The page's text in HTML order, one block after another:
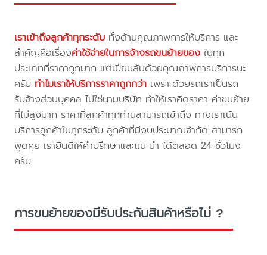
เราเข้าถึงลูกค้าทุกระดับ ทั้งด้านคุณภาพการให้บริการ และ
สำคัญคือเรื่องค่าใช้จ่ายในการจ้างรถขนย้ายของ ในทุก
ประเภทที่ราคาถูกมาก แต่เปี่ยมล้นด้วยคุณภาพการบริการนะ
ครับ ทำไมเราให้บริการราคาถูกกว่า เพราะด้วยรถเราเป็นรถ
รับจ้างส่วนบุคคล ไม่ใช่นามบริษัท ทำให้เราคิดราคา ค่าขนย้าย
ที่ไม่สูงมาก ราคาที่ลูกค้าทุกท่านสามารถเข้าถึง ทางเราเน้น
บริการลูกค้าในทุกระดับ ลูกค้าที่มีงบประมาณจำกัด สามารถ
พูดคุย เรายินดีให้คำปรึกษาและแนะนำ ได้ตลอด 24 ชั่วโมง
ครับ
การขนย้ายของมีรับประกันสินค้าหรือไม่ ?